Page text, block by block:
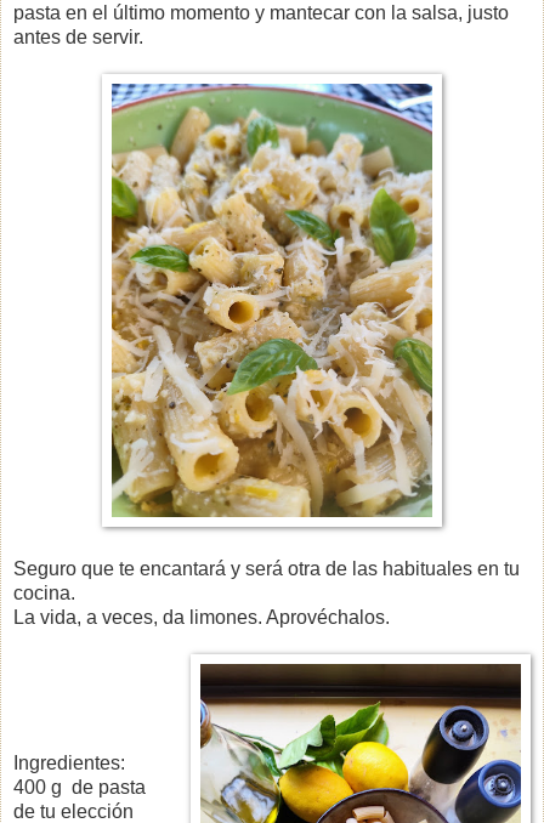
pasta en el último momento y mantecar con la salsa, justo
antes de servir.
Seguro que te encantará y será otra de las habituales en tu
cocina.
La vida, a veces, da limones. Aprovéchalos.
Ingredientes:
400 g de pasta
de tu elección